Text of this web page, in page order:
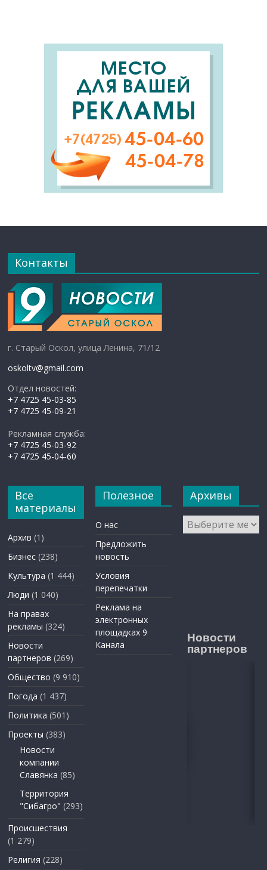
Контакты
г. Старый Оскол, улица Ленина, 71/12
oskoltv@gmail.com
Отдел новостей:
+7 4725 45-03-85
+7 4725 45-09-21
Рекламная служба:
+7 4725 45-03-92
+7 4725 45-04-60
Все
материалы
Архив (1)
Бизнес (238)
Культура (1 444)
Люди (1 040)
На правах
рекламы (324)
Новости
партнеров (269)
Общество (9 910)
Погода (1 437)
Политика (501)
Проекты (383)
Новости
компании
Славянка (85)
Территория
"Сибагро" (293)
Происшествия
(1 279)
Религия (228)
Полезное
О нас
Предложить
новость
Условия
перепечатки
Реклама на
электронных
площадках 9
Канала
Архивы
Архивы
Новости
партнеров